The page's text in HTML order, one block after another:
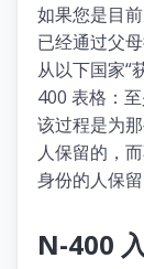
如果您是目
已经通过父
从以下国家“
400 表格：
该过程是为
人保留的，
身份的人保留
N-400